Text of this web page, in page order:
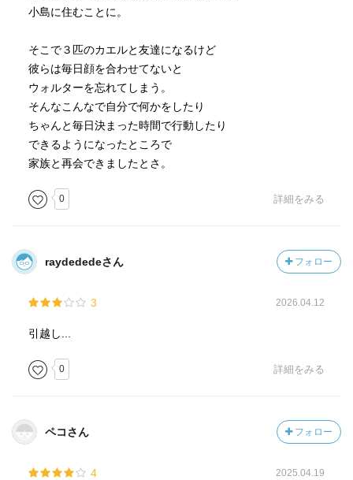
小島に住むことに。
そこで３匹のカエルと友達になるけど
彼らは毎日顔を合わせてないと
ウォルターを忘れてしまう。
そんなこんなで自分で何かをしたり
ちゃんと毎日決まった時間で行動したり
できるようになったところで
家族と再会できましたとさ。
0 詳細をみる
raydededeさん フォロー
3 2026.04.12
引越し...
0 詳細をみる
ペコさん フォロー
4 2025.04.19